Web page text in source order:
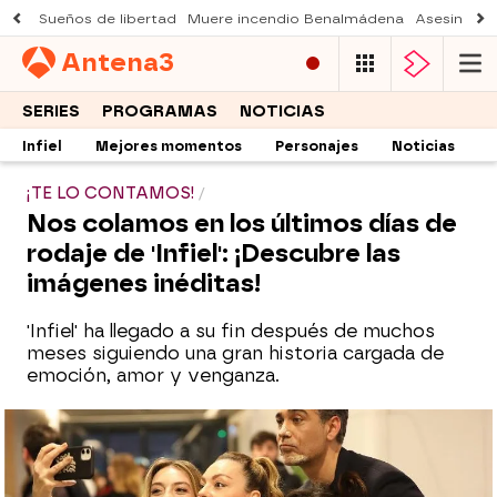
Sueños de libertad Muere incendio Benalmádena Asesinato
Antena3
SERIES PROGRAMAS NOTICIAS
Infiel Mejores momentos Personajes Noticias
¡TE LO CONTAMOS!
Nos colamos en los últimos días de
rodaje de 'Infiel': ¡Descubre las
imágenes inéditas!
'Infiel' ha llegado a su fin después de muchos
meses siguiendo una gran historia cargada de
emoción, amor y venganza.